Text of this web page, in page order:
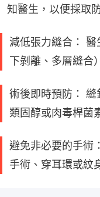
知醫生，以便採取
減低張力縫合：
下剝離、多層縫合
術後即時預防：
類固醇或肉毒桿菌
避免非必要的手術
手術、穿耳環或紋